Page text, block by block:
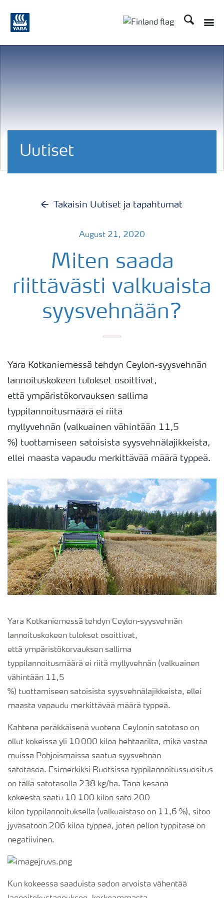
Etsi
Uutiset
Takaisin Uutiset ja tapahtumat
August 21, 2020
Miten saada
riittävästi valkuaista
syysvehnään?
Yara Kotkaniemessä tehdyn Ceylon-syysvehnän
lannoituskokeen tulokset osoittivat,
että ympäristökorvauksen sallima
typpilannoitusmäärä ei riitä
myllyvehnän (valkuainen vähintään 11,5
%) tuottamiseen satoisista syysvehnälajikkeista,
ellei maasta vapaudu merkittävää määrä typpeä.
Yara Kotkaniemessä tehdyn Ceylon-syysvehnän
lannoituskokeen tulokset osoittivat,
että ympäristökorvauksen sallima
typpilannoitusmäärä ei riitä myllyvehnän (valkuainen
vähintään 11,5
%) tuottamiseen satoisista syysvehnälajikkeista, ellei
maasta vapaudu merkittävää määrä typpeä.
Kahtena peräkkäisenä vuotena Ceylonin satotaso on
ollut kokeissa yli 10 000 kiloa hehtaarilta, mikä vastaa
muissa Pohjoismaissa saatua syysvehnän
satotasoa. Esimerkiksi Ruotsissa typpilannoitussuositus
on tällä satotasolla 238 kg/ha. Tänä kesänä
kokeesta saatu 10 100 kilon sato 200
kilon typpilannoituksella (valkuaistaso on 11,6 %), sitoo
jyväsatoon 206 kiloa typpeä, joten pellon typpitase on
negatiivinen.
Kun kokeessa saaduista sadon arvoista vähentää